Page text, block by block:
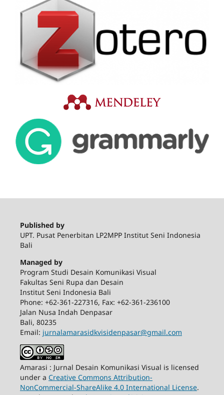
Published by
UPT. Pusat Penerbitan LP2MPP Institut Seni Indonesia
Bali
Managed by
Program Studi Desain Komunikasi Visual
Fakultas Seni Rupa dan Desain
Institut Seni Indonesia Bali
Phone: +62-361-227316, Fax: +62-361-236100
Jalan Nusa Indah Denpasar
Bali, 80235
Email: jurnalamarasidkvisidenpasar@gmail.com
Amarasi : Jurnal Desain Komunikasi Visual is licensed
under a Creative Commons Attribution-
NonCommercial-ShareAlike 4.0 International License.